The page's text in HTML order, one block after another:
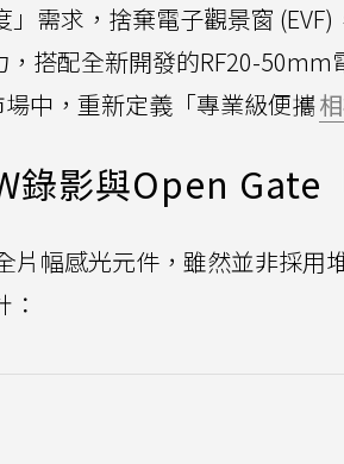
需求，捨棄電子觀景窗
，搭配全新開發的RF20-
中，重新定義「專業級便攜
錄影與Open Gate
片幅感光元件，雖然並非採